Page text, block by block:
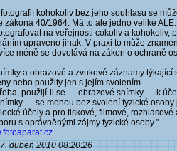
kohokoliv bez jeho souhlasu se
zákona 40/1964. Má to ale jedno veliké ALE.
na veřejnosti cokoliv a kohokoliv,
upraveno jinak. V praxi to může
méně se dovolává na zákon o ochraně
a obrazové a zvukové záznamy
nebo použity jen s jejím svolením.
použijí-li se … obrazové snímky … k
… se mohou bez svolení fyzické
účely a pro tiskové, filmové,
s oprávněnými zájmy fyzické osoby."
duben 2010 08:20:26